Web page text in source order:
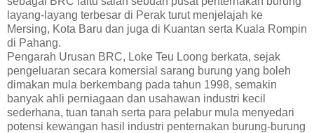
layang-layang terbesar di Perak turut menjelajah ke
Mersing, Kota Baru dan juga di Kuantan serta Kuala Rompin
di Pahang.
Pengarah Urusan BRC, Loke Teu Loong berkata, sejak
pengeluaran secara komersial sarang burung yang boleh
dimakan mula berkembang pada tahun 1998, semakin
banyak ahli perniagaan dan usahawan industri kecil
sederhana, tuan tanah serta para pelabur mula menyedari
potensi kewangan hasil industri penternakan burung-burung